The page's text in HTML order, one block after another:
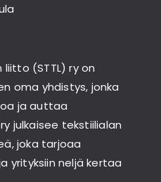
liitto (STTL) ry on
oma yhdistys, jonka
ja auttaa
julkaisee tekstiilialan
joka tarjoaa
yrityksiin neljä kertaa